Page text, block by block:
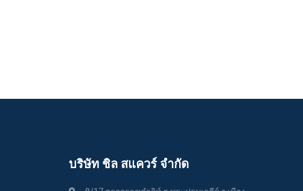
บริษัท ชิล สแควร์ จำกัด